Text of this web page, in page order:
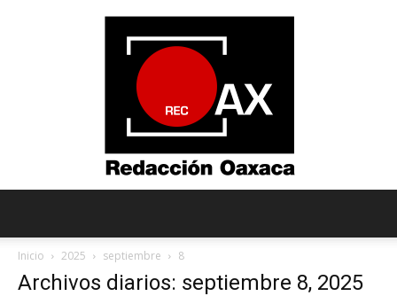
Inicio 2025 septiembre 8
Archivos diarios: septiembre 8, 2025